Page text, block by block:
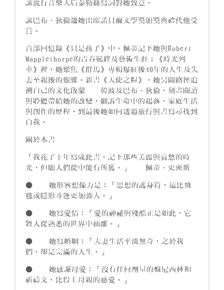
讓流行音樂天后泰勒絲寫詞對她致意，
讓巴布．狄倫邀她出席諾貝爾文學獎頒獎典禮代他受
賞。
首部回憶錄《只是孩子》中，佩蒂記下她與Robert
Mapplethorpe的青春羈絆及藝術生涯；《時光列
車》裡，她聚焦《群馬》專輯爆紅後40年的人生及失
去至親後的艱難。新書《天使之糧》，她另闢路徑追
溯自己的文化啟蒙──韓波及巴布．狄倫，刻畫閱讀
與聆聽帶給她的改變，細訴生命中的起落、家庭生活
與創作的歷程，到最後她如何透過旅行與書寫尋找到
自我。
關於本書
「我花了十年寫成此書，記下那些美麗與哀愁的時
光，但願人們從中能有所獲。」──佩蒂．史密斯
● 她形容想像力是：「思想的護身符，遠比飛
毯或隱形斗篷更加強大。」
● 她寫愛情：「愛的神祕與殘酷正是如此，它
將人從熟悉的世界中抽離。」
● 她寫婚姻：「夫妻生活平淡無奇，之於我
們，卻是完滿的人生。」
● 她感謝母愛：「沒有任何劑量的盤尼西林和
祈禱文，比得上母親的慈愛。」